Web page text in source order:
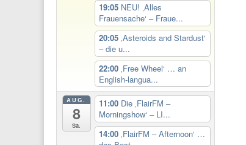
19:05 NEU! ‚Alles
Frauensache‘ – Fraue...
20:05 ‚Asteroids and Stardust‘
– die u...
22:00 ‚Free Wheel‘ … an
English-langua...
AUG.
8
Sa.
11:00 Die ‚FlairFM –
Morningshow‘ – LI...
14:00 ‚FlairFM – Afternoon‘ …